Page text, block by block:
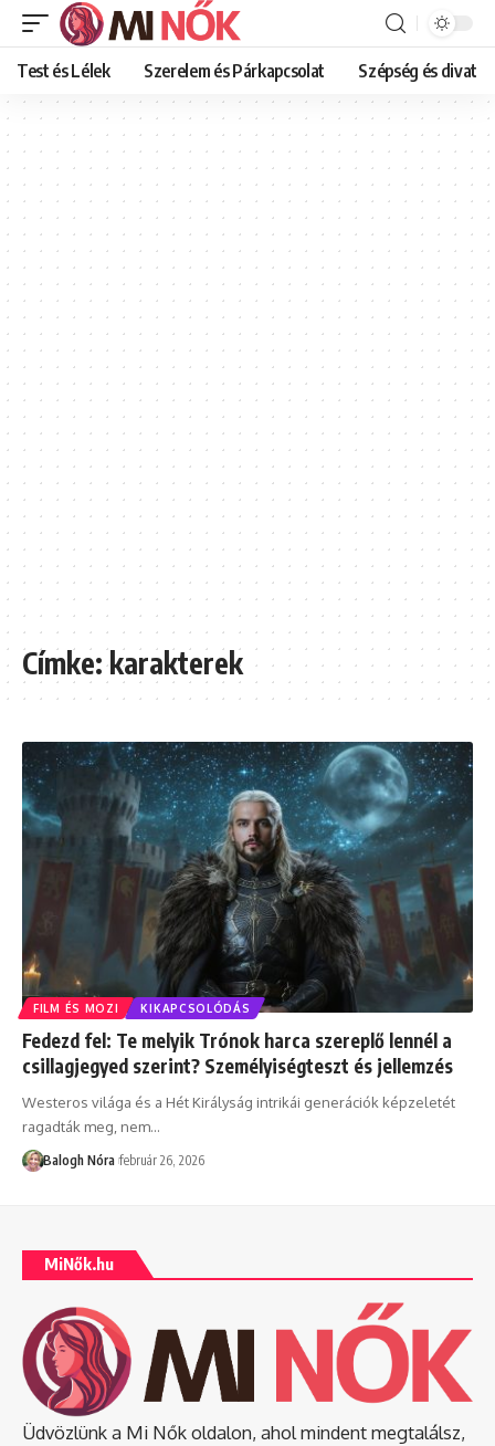
Test és Lélek Szerelem és Párkapcsolat Szépség és divat
Címke:karakterek
FILM ÉS MOZI KIKAPCSOLÓDÁS
Fedezd fel: Te melyik Trónok harca szereplő lennél a
csillagjegyed szerint? Személyiségteszt és jellemzés
Westeros világa és a Hét Királyság intrikái generációk képzeletét
ragadták meg, nem…
Balogh Nóra február 26, 2026
MiNők.hu
Üdvözlünk a Mi Nők oldalon, ahol mindent megtalálsz,